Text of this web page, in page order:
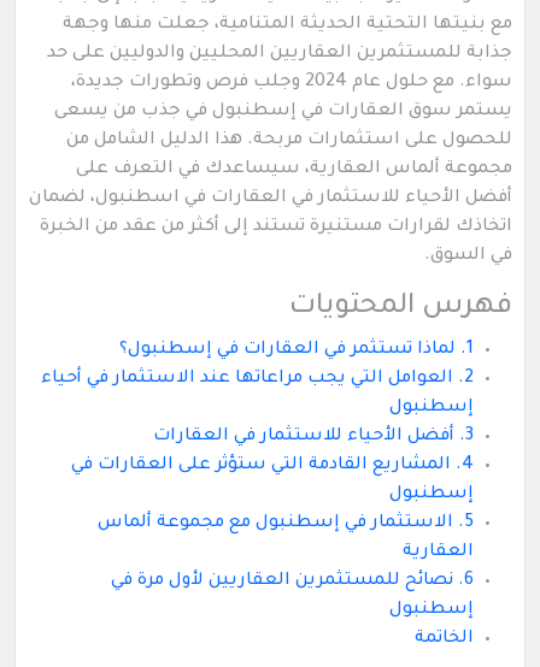
مع بنيتها التحتية الحديثة المتنامية، جعلت منها وجهة
جذابة للمستثمرين العقاريين المحليين والدوليين على حد
سواء. مع حلول عام 2024 وجلب فرص وتطورات جديدة،
يستمر سوق العقارات في إسطنبول في جذب من يسعى
للحصول على استثمارات مربحة. هذا الدليل الشامل من
مجموعة ألماس العقارية، سيساعدك في التعرف على
أفضل الأحياء للاستثمار في العقارات في اسطنبول، لضمان
اتخاذك لقرارات مستنيرة تستند إلى أكثر من عقد من الخبرة
في السوق.
فهرس المحتويات
1. لماذا تستثمر في العقارات في إسطنبول؟
2. العوامل التي يجب مراعاتها عند الاستثمار في أحياء
إسطنبول
3. أفضل الأحياء للاستثمار في العقارات
4. المشاريع القادمة التي ستؤثر على العقارات في
إسطنبول
5. الاستثمار في إسطنبول مع مجموعة ألماس
العقارية
6. نصائح للمستثمرين العقاريين لأول مرة في
إسطنبول
الخاتمة